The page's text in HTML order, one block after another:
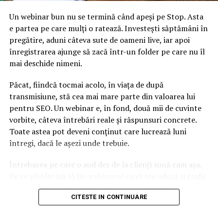
URMATORUL
Scenariu sumbru! Adevărul despre produsele de
panificație consumate în țară
NU RATATI
Ingrid Mocanu dă de pământ cu Tudorel Toader! "Vai de
propuse de ministru la legule justiției
Un webinar bun nu se termină când apeși pe Stop. Asta
e partea pe care mulți o ratează. Investești săptămâni în
pregătire, aduni câteva sute de oameni live, iar apoi
înregistrarea ajunge să zacă într-un folder pe care nu îl
mai deschide nimeni.
Păcat, fiindcă tocmai acolo, în viața de după
transmisiune, stă cea mai mare parte din valoarea lui
pentru SEO. Un webinar e, în fond, două mii de cuvinte
vorbite, câteva întrebări reale și răspunsuri concrete.
Toate astea pot deveni conținut care lucrează luni
întregi, dacă le așezi unde trebuie.
Întrebarea pe care o aud des de la clienți sună cam așa.
din Google, nu doar lead-uri pe moment? Răspunsul
scurt e că platforma contează, dar nu în felul în care
CITESTE IN CONTINUARE